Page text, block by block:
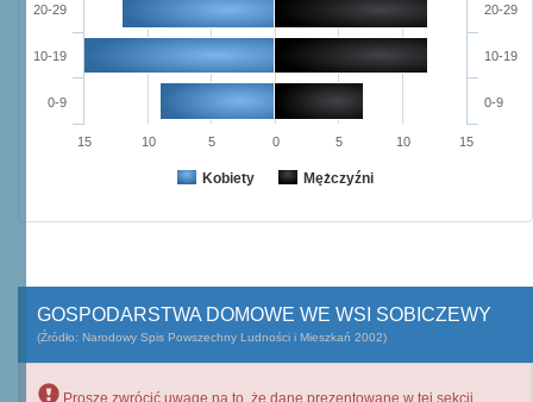
Kobiety Mężczyźni
0-9
10-19
20-29
0-9
10-19
20-29
15 10 5 0 5 10 15
GOSPODARSTWA DOMOWE WE WSI SOBICZEWY
(Źródło: Narodowy Spis Powszechny Ludności i Mieszkań 2002)
Proszę zwrócić uwagę na to, że dane prezentowane w tej sekcji